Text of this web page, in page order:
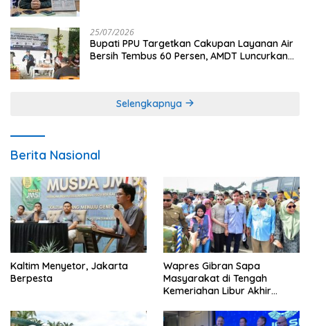
25/07/2026
Bupati PPU Targetkan Cakupan Layanan Air
Bersih Tembus 60 Persen, AMDT Luncurkan
Selengkapnya
Berita Nasional
Kaltim Menyetor, Jakarta
Berpesta
Wapres Gibran Sapa
Masyarakat di Tengah
Kemeriahan Libur Akhir